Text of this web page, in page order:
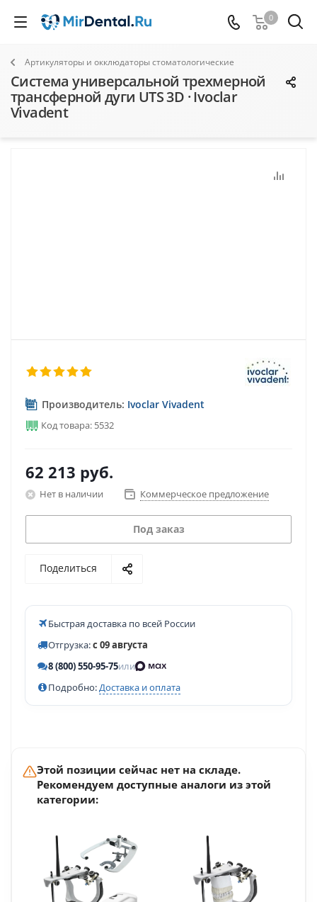
0
Артикуляторы и окклюдаторы стоматологические
Система универсальной трехмерной
трансферной дуги UTS 3D · Ivoclar
Vivadent
Производитель: Ivoclar Vivadent
Код товара: 5532
62 213 руб.
Нет в наличии Коммерческое предложение
Под заказ
Поделиться
Быстрая доставка по всей России
Отгрузка:с 09 августа
8 (800) 550-95-75или
Подробно:Доставка и оплата
Этой позиции сейчас нет на складе.
Рекомендуем доступные аналоги из этой
категории: